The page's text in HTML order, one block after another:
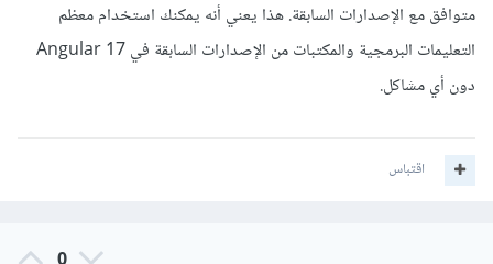
متوافق مع الإصدارات السابقة. هذا يعني أنه يمكنك استخدام معظم
التعليمات البرمجية والمكتبات من الإصدارات السابقة في Angular 17
دون أي مشاكل.
اقتباس